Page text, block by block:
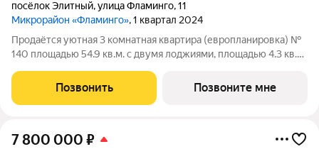
посёлок Элитный,улица Фламинго,11
Микрорайон «Фламинго», 1 квартал 2024
Продаётся уютная 3 комнатная квартира (европланировка) №
140 площадью 54.9 кв.м. с двумя лоджиями, площадью 4.3 кв.м.
Фламинго, ул.Венская, д. 8.Расположение дома предоставляет
отличную
Позвонить Позвоните мне
7 800 000 ₽